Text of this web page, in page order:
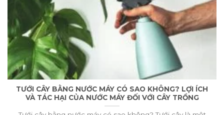
TƯỚI CÂY BẰNG NƯỚC MÁY CÓ SAO KHÔNG? LỢI ÍCH
VÀ TÁC HẠI CỦA NƯỚC MÁY ĐỐI VỚI CÂY TRỒNG